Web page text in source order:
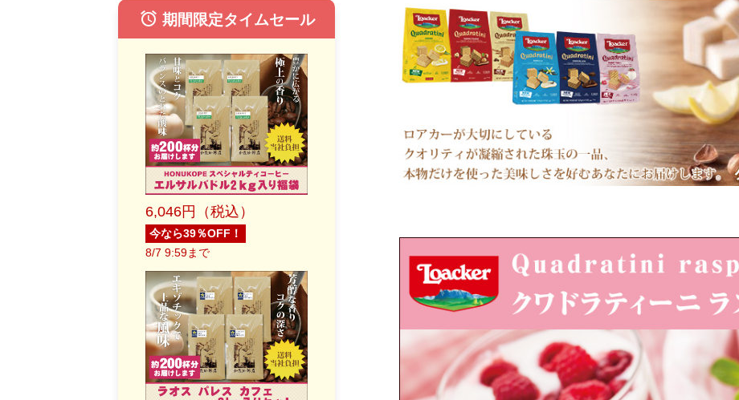
alarm 期間限定タイムセール
6,046円（税込）
今なら39％OFF！
8/7 9:59まで